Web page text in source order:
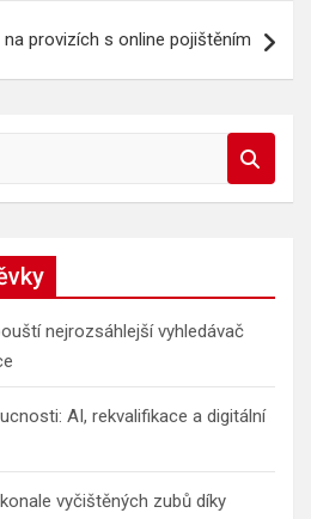
provizích s online pojištěním
nejrozsáhlejší vyhledávač
AI, rekvalifikace a digitální
vyčištěných zubů díky